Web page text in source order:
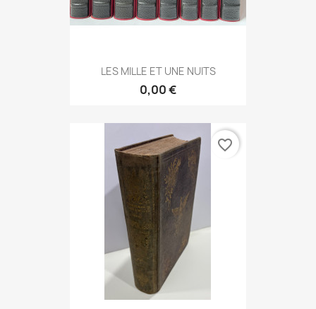
LES MILLE ET UNE NUITS
0,00 €
favorite_border